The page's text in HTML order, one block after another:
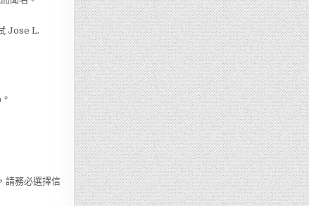
Jose L.
請務必選擇信